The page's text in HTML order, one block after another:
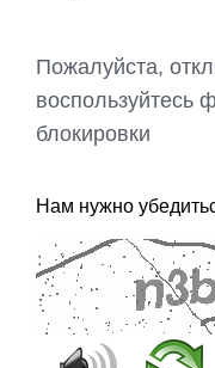
Пожалуйста,
воспользуйтесь
блокировки
Нам нужно